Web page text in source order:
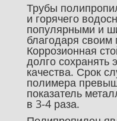
Трубы
и горячего
популярными и
благодаря
Коррозионная
долго сохранять
качества. Срок
полимера
показатель
в 3-4 раза.